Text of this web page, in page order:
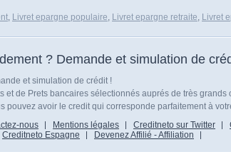
, Livret epargne populaire, Livret epargne retraite, Livret
? Demande et simulation de
et simulation de crédit !
et de Prets bancaires sélectionnés auprés de très
pouvez avoir le credit qui corresponde parfaitement à
nous Mentions légales Creditneto sur Twitter
Creditneto Espagne Devenez Affilié - Affiliation